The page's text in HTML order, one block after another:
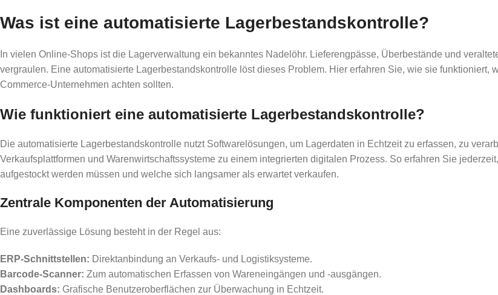
Was ist eine automatisierte Lagerbestandskontrolle?
In vielen Online-Shops ist die Lagerverwaltung ein bekanntes Nadelöhr. Lieferengpässe, Überbestände und
vergraulen. Eine automatisierte Lagerbestandskontrolle löst dieses Problem. Hier erfahren Sie, wie sie funktioniert,
Commerce-Unternehmen achten sollten.
Wie funktioniert eine automatisierte Lagerbestandskontrolle?
Die automatisierte Lagerbestandskontrolle nutzt Softwarelösungen, um Lagerdaten in Echtzeit zu erfassen, zu
Verkaufsplattformen und Warenwirtschaftssysteme zu einem integrierten digitalen Prozess. So erfahren Sie
aufgestockt werden müssen und welche sich langsamer als erwartet verkaufen.
Zentrale Komponenten der Automatisierung
Eine zuverlässige Lösung besteht in der Regel aus:
ERP-Schnittstellen: Direktanbindung an Verkaufs- und Logistiksysteme.
Barcode-Scanner: Zum automatischen Erfassen von Wareneingängen und -ausgängen.
Dashboards: Grafische Benutzeroberflächen zur Überwachung in Echtzeit.